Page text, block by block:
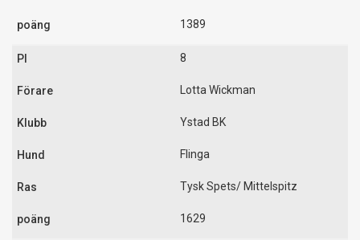
1389
8
Lotta Wickman
Ystad BK
Flinga
Tysk Spets/ Mittelspitz
1629